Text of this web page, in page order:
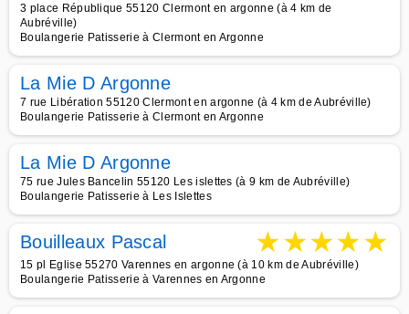
3 place République 55120 Clermont en argonne (à 4 km de
Aubréville)
Boulangerie Patisserie à Clermont en Argonne
La Mie D Argonne
7 rue Libération 55120 Clermont en argonne (à 4 km de Aubréville)
Boulangerie Patisserie à Clermont en Argonne
La Mie D Argonne
75 rue Jules Bancelin 55120 Les islettes (à 9 km de Aubréville)
Boulangerie Patisserie à Les Islettes
Bouilleaux Pascal ★★★★★
15 pl Eglise 55270 Varennes en argonne (à 10 km de Aubréville)
Boulangerie Patisserie à Varennes en Argonne